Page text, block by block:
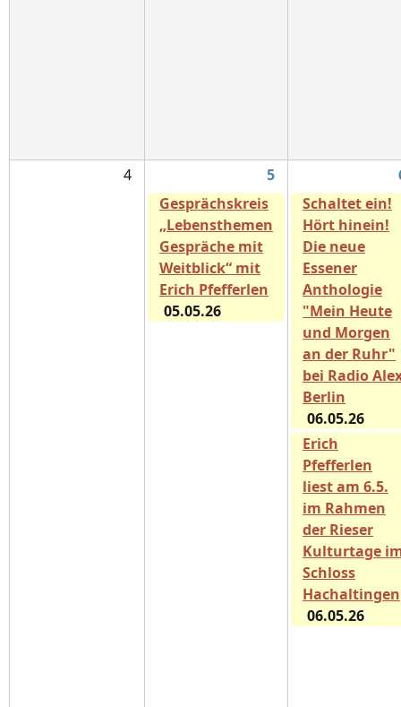
4 5
Gesprächskreis
„Lebensthemen
Gespräche mit
Weitblick“ mit
Erich Pfefferlen
05.05.26
Schaltet ein!
Hört hinein!
Die neue
Essener
Anthologie
"Mein Heute
und Morgen
an der Ruhr"
bei Radio
Berlin
06.05.26
Erich
Pfefferlen
liest am 6.5.
im Rahmen
der Rieser
Kulturtage
Schloss
Hachaltingen
06.05.26